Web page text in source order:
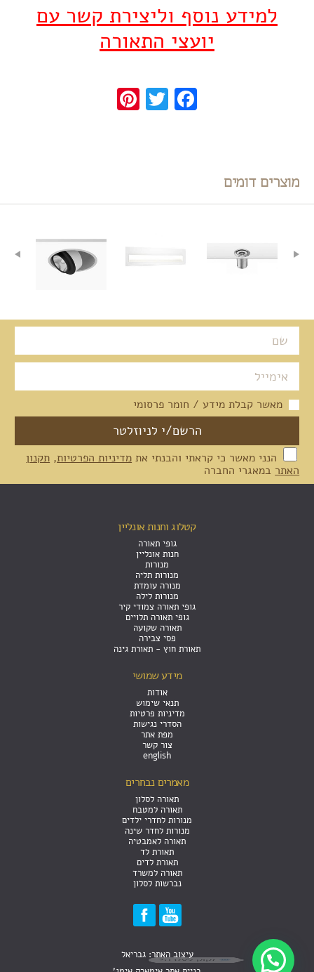
למידע נוסף וליצירת קשר עם
יועצי התאורה
Facebook
Twitter
Pinterest
מוצרים דומים
מאשר קבלת מידע / חומר פרסומי
הנני מאשר כי קראתי והבנתי את מדיניות הפרטיות, תקנון
האתר במאגרי החברה
קטלוג וחנות אונליין
גופי תאורה
חנות אונליין
מנורות
מנורות תליה
מנורה עומדת
מנורות לילה
גופי תאורה צמודי קיר
גופי תאורה תלויים
תאורה שקועה
פסי צבירה
תאורת חוץ - תאורת גינה
מידע שמושי
אודות
תנאי שימוש
מדיניות פרטיות
הסדרי נגישות
מפת אתר
צור קשר
english
מאמרים נבחרים
תאורה לסלון
תאורה למטבח
מנורות לחדרי ילדים
מנורות לחדר שינה
תאורה לאמבטיה
תאורת לד
תאורת לדים
תאורה למשרד
נברשות לסלון
עיצוב האתר: גבריאל
זקוק לעזרה?